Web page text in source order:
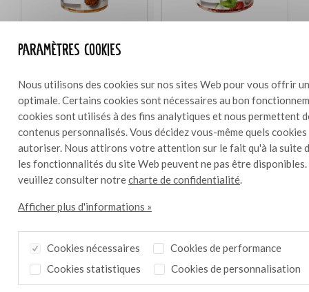
Paramètres cookies
Nous utilisons des cookies sur nos sites Web pour vous offrir
optimale. Certains cookies sont nécessaires au bon
cookies sont utilisés à des fins analytiques et nous permettent
contenus personnalisés. Vous décidez vous-même quels
autoriser. Nous attirons votre attention sur le fait qu'à la suite
les fonctionnalités du site Web peuvent ne pas être
veuillez consulter notrecharte de confidentialité.
Afficher plus d'informations »
Cookies nécessaires
Cookies de performance
Cookies statistiques
Cookies de personnalisation
Bresc Purée de tomates séchées
Ingrédients 0,5 l
20 g de strattu di pomodoro Bresc
20 g de pomodori marinati Bresc
10 g de moutarde
poivre et sel